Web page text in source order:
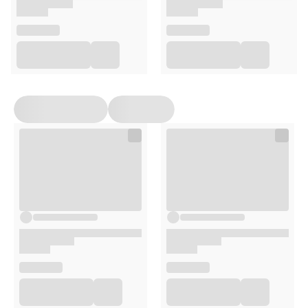
Aqua, Isopropyl Alcohol, Chamomilla Recutita
Extract, Viscum Album Leaf Extract, Foeniculum
Extract, Valeriana Officinalis Root Extract,
Parfum, Propylene Glycol, Phenoxyethanol,
Skład
Millefolium Flower/Leaf/Stem Extract, Glycerin,